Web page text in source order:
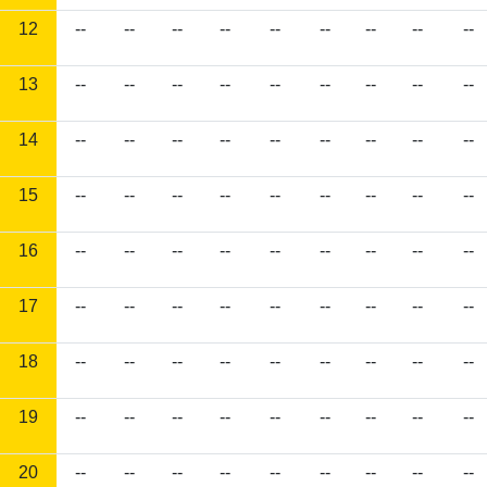
12 -- -- -- -- -- -- -- -- --
13 -- -- -- -- -- -- -- -- --
14 -- -- -- -- -- -- -- -- --
15 -- -- -- -- -- -- -- -- --
16 -- -- -- -- -- -- -- -- --
17 -- -- -- -- -- -- -- -- --
18 -- -- -- -- -- -- -- -- --
19 -- -- -- -- -- -- -- -- --
20 -- -- -- -- -- -- -- -- --